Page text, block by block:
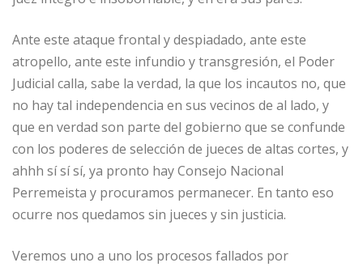
Ante este ataque frontal y despiadado, ante este
atropello, ante este infundio y transgresión, el Poder
Judicial calla, sabe la verdad, la que los incautos no, que
no hay tal independencia en sus vecinos de al lado, y
que en verdad son parte del gobierno que se confunde
con los poderes de selección de jueces de altas cortes, y
ahhh sí sí sí, ya pronto hay Consejo Nacional
Perremeista y procuramos permanecer. En tanto eso
ocurre nos quedamos sin jueces y sin justicia.
Veremos uno a uno los procesos fallados por